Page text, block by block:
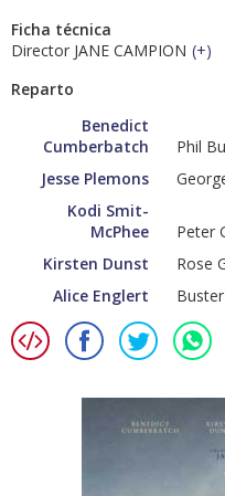
Ficha técnica
Director JANE CAMPION (+)
Reparto
Benedict
Cumberbatch
Phil
Jesse Plemons
Kodi Smit-
McPhee
Peter
Kirsten Dunst
Rose
Alice Englert
Buster